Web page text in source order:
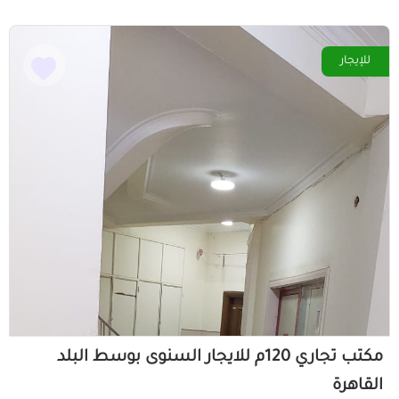
للإيجار
مكتب تجاري 120م للايجار السنوى بوسط البلد
القاهرة